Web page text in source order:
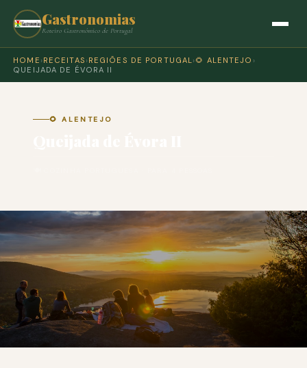
Gastronomias
Roteiro Gastronómico de Portugal
HOME › RECEITAS › REGIÕES DE PORTUGAL›🌻 ALENTEJO ›
QUEIJADA DE ÉVORA II
🌻 ALENTEJO